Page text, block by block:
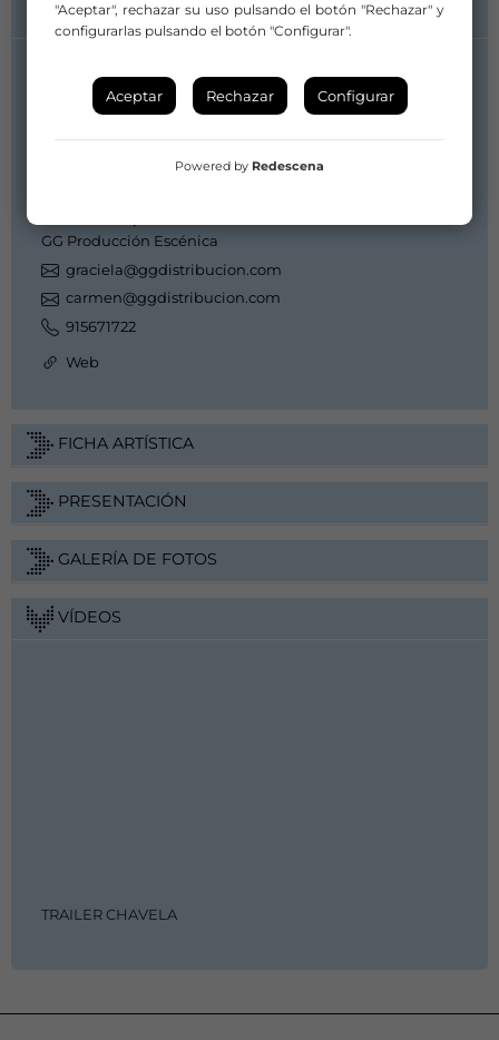
INFORMACIÓN DE CONTACTO
Artista/Grupo:
PRODUCCIONES ROKAMBOLESKAS
GG Producción Escénica
graciela@ggdistribucion.com
carmen@ggdistribucion.com
915671722
Web
FICHA ARTÍSTICA
PRESENTACIÓN
GALERÍA DE FOTOS
VÍDEOS
TRAILER CHAVELA
"Aceptar", rechazar su uso pulsando el botón "Rechazar" y
configurarlas pulsando el botón "Configurar".
Aceptar Rechazar Configurar
Powered by Redescena